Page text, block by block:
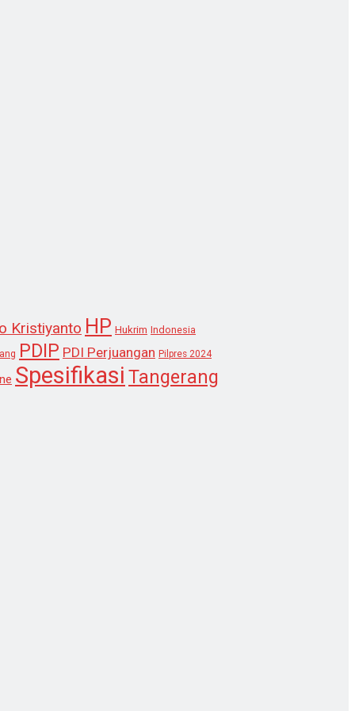
Kristiyanto HP Hukrim Indonesia
PDIP PDI Perjuangan Pilpres 2024
Spesifikasi Tangerang